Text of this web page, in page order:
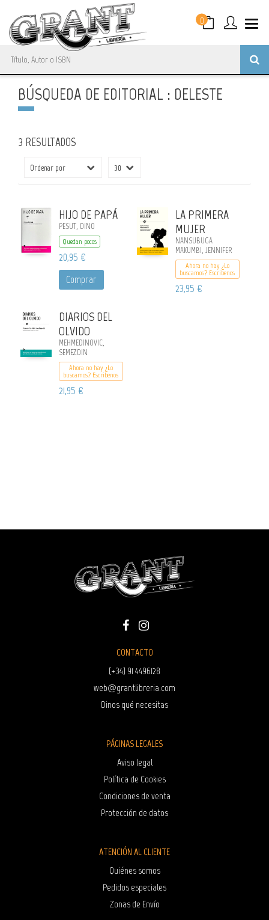
0
BÚSQUEDA DE EDITORIAL : DELESTE
3 RESULTADOS
HIJO DE PAPÁ
PESUT, DINO
Quedan pocos
20,95 €
Comprar
LA PRIMERA
MUJER
NANSUBUGA
MAKUMBI, JENNIFER
Ahora no hay ¿Lo
buscamos? Escribenos
23,95 €
DIARIOS DEL
OLVIDO
MEHMEDINOVIC,
SEMEZDIN
Ahora no hay ¿Lo
buscamos? Escribenos
21,95 €
CONTACTO
(+34) 91 4496128
web@grantlibreria.com
Dinos qué necesitas
PÁGINAS LEGALES
Aviso legal
Política de Cookies
Condiciones de venta
Protección de datos
ATENCIÓN AL CLIENTE
Quiénes somos
Pedidos especiales
Zonas de Envío